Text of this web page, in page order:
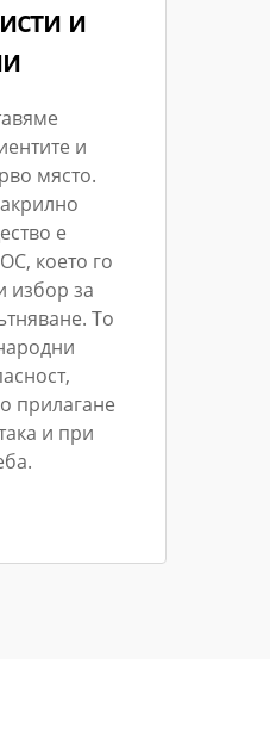
и
и
място.
е
което го
избор за
То
прилагане
и при